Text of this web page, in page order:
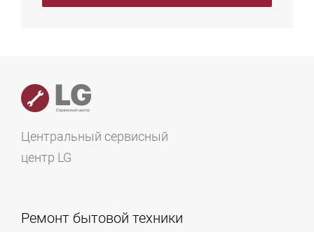
Центральный сервисный
центр LG
Ремонт бытовой техники